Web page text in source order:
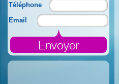
Téléphone
Email